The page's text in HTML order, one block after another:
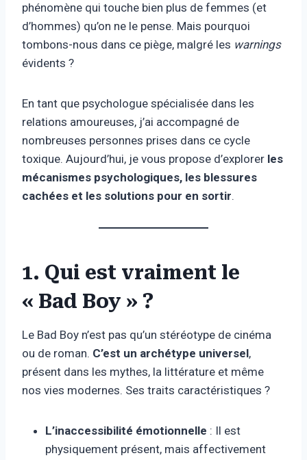
phénomène qui touche bien plus de femmes (et
d’hommes) qu’on ne le pense. Mais pourquoi
tombons-nous dans ce piège, malgré les warnings
évidents ?
En tant que psychologue spécialisée dans les
relations amoureuses, j’ai accompagné de
nombreuses personnes prises dans ce cycle
toxique. Aujourd’hui, je vous propose d’explorer les
mécanismes psychologiques, les blessures
cachées et les solutions pour en sortir.
1. Qui est vraiment le
« Bad Boy » ?
Le Bad Boy n’est pas qu’un stéréotype de cinéma
ou de roman. C’est un archétype universel,
présent dans les mythes, la littérature et même
nos vies modernes. Ses traits caractéristiques ?
L’inaccessibilité émotionnelle : Il est
physiquement présent, mais affectivement